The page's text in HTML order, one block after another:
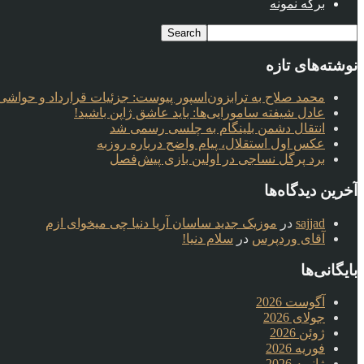
برگه نمونه
نوشته‌های تازه
محمد صلاح به ترابزون‌اسپور پیوست: جزئیات قرارداد و حواشی
عادل شیفته سامورایی‌ها: باید عاشق ژاپن باشید!
انتقال دشمن بلینگام به چلسی رسمی شد
عکس اول استقلال، پیام واضح درباره روزبه
برد پرگل نساجی در اولین بازی پیش‌فصل
آخرین دیدگاه‌ها
sajjad در موزیک جدید ساسان آریا دنیا چی میخوای ازم
آقای وردپرس در سلام دنیا!
بایگانی‌ها
آگوست 2026
جولای 2026
ژوئن 2026
فوریه 2026